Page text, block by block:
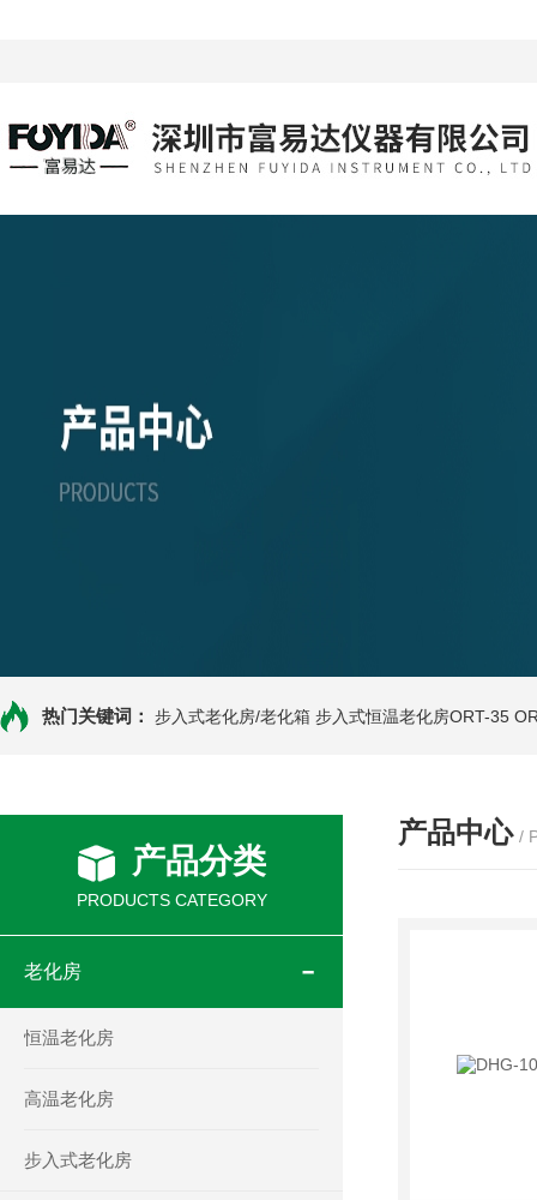
热门关键词： 步入式老化房/老化箱 步入式恒温老化房ORT-35
产品分类
PRODUCTS CATEGORY
老化房
恒温老化房
高温老化房
步入式老化房
产品中心 /